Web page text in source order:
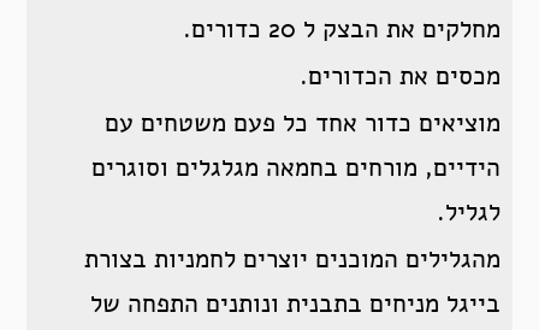
מחלקים את הבצק ל 20 כדורים.
מכסים את הכדורים.
מוציאים כדור אחד כל פעם משטחים עם
הידיים, מורחים בחמאה מגלגלים וסוגרים
לגליל.
מהגלילים המוכנים יוצרים לחמניות בצורת
בייגל מניחים בתבנית ונותנים התפחה של